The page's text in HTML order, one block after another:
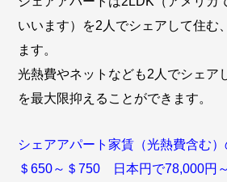
いいます）を2人でシェアして住む
ます。
光熱費やネットなども2人でシェア
を最大限抑えることができます。
シェアアパート家賃（光熱費含
＄650～＄750 日本円で78,000円